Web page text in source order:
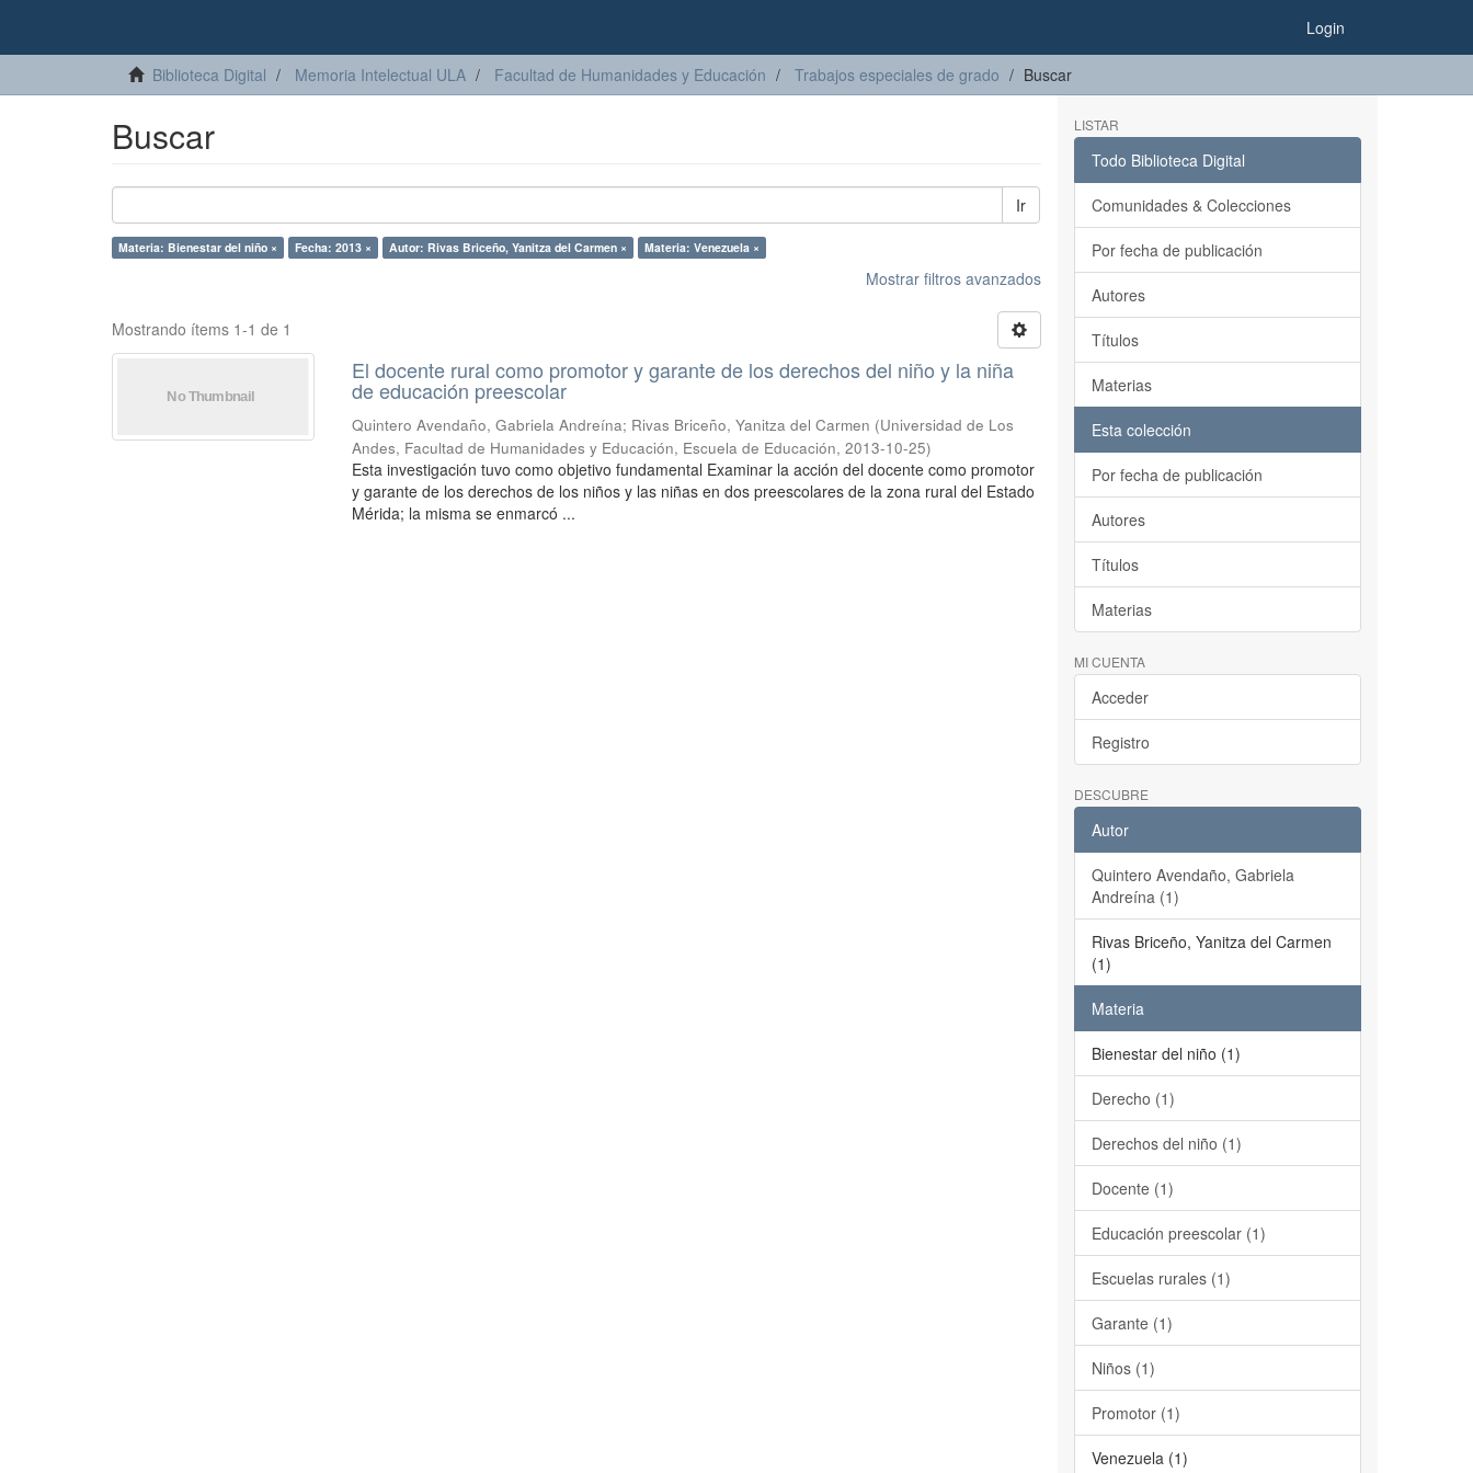
Login
Biblioteca Digital Memoria Intelectual ULA Facultad de Humanidades y Educación Trabajos especiales de grado Buscar
Buscar
Ir
Materia: Bienestar del niño × Fecha: 2013 × Autor: Rivas Briceño, Yanitza del Carmen × Materia: Venezuela ×
Mostrar filtros avanzados
Mostrando ítems 1-1 de 1
El docente rural como promotor y garante de los derechos del niño y la niña
de educación preescolar
Quintero Avendaño, Gabriela Andreína; Rivas Briceño, Yanitza del Carmen (Universidad de Los
Andes, Facultad de Humanidades y Educación, Escuela de Educación,2013-10-25)
Esta investigación tuvo como objetivo fundamental Examinar la acción del docente como promotor
y garante de los derechos de los niños y las niñas en dos preescolares de la zona rural del Estado
Mérida; la misma se enmarcó ...
LISTAR
Todo Biblioteca Digital
Comunidades & Colecciones
Por fecha de publicación
Autores
Títulos
Materias
Esta colección
Por fecha de publicación
Autores
Títulos
Materias
MI CUENTA
Acceder
Registro
DESCUBRE
Autor
Quintero Avendaño, Gabriela
Andreína (1)
Rivas Briceño, Yanitza del Carmen
(1)
Materia
Bienestar del niño (1)
Derecho (1)
Derechos del niño (1)
Docente (1)
Educación preescolar (1)
Escuelas rurales (1)
Garante (1)
Niños (1)
Promotor (1)
Venezuela (1)